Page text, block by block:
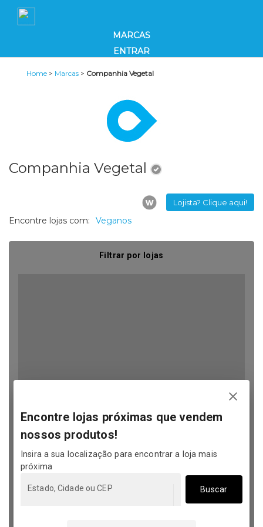
MARCAS
ENTRAR
Home > Marcas > Companhia Vegetal
Companhia Vegetal
Lojista? Clique aqui!
Encontre lojas com: Veganos